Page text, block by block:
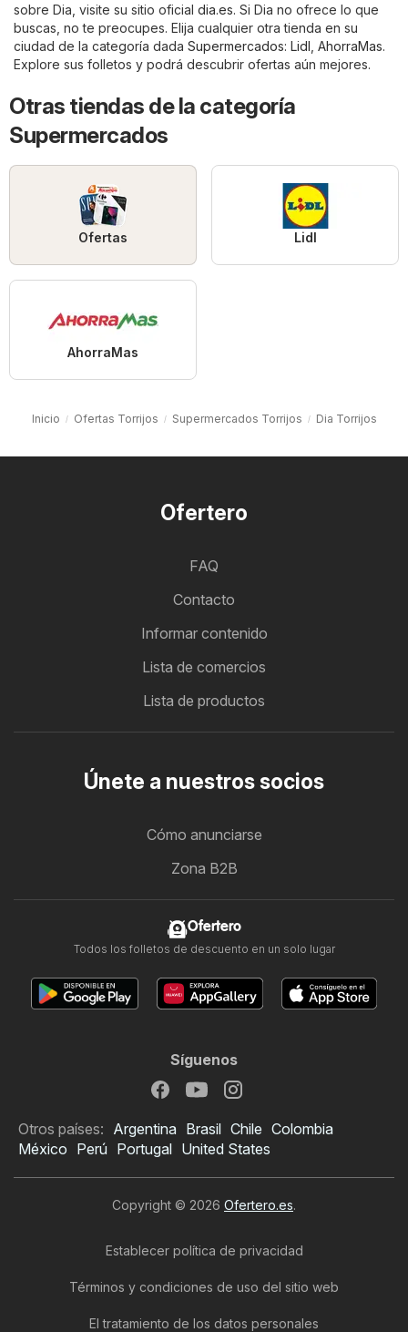
sobre Dia, visite su sitio oficial dia.es. Si Dia no ofrece lo que
buscas, no te preocupes. Elija cualquier otra tienda en su
ciudad de la categoría dada Supermercados: Lidl AhorraMas.
Explore sus folletos y podrá descubrir ofertas aún mejores.
Otras tiendas de la categoría
Supermercados
Ofertas Lidl
AhorraMas
Inicio Ofertas Torrijos Supermercados Torrijos Dia Torrijos
Ofertero
FAQ
Contacto
Informar contenido
Lista de comercios
Lista de productos
Únete a nuestros socios
Cómo anunciarse
Zona B2B
Ofertero
Todos los folletos de descuento en un solo lugar
Síguenos
Otros países: Argentina Brasil Chile Colombia
México Perú Portugal United States
Copyright © 2026 Ofertero.es.
Establecer política de privacidad
Términos y condiciones de uso del sitio web
El tratamiento de los datos personales